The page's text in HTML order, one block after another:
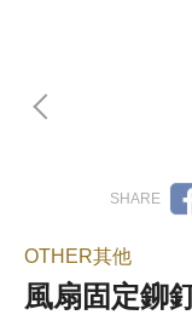
OTHER其他
風扇固定鉚